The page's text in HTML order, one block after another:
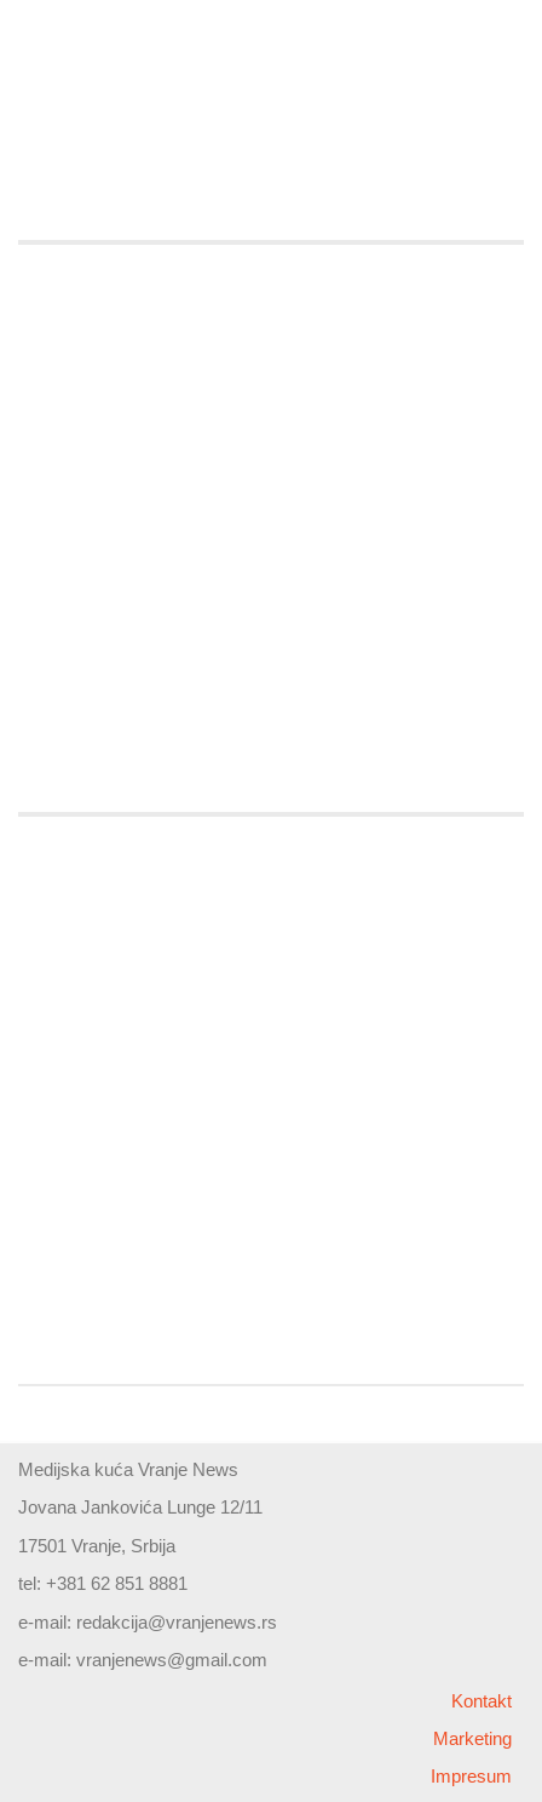
Medijska kuća Vranje News
Jovana Jankovića Lunge 12/11
17501 Vranje, Srbija
tel: +381 62 851 8881
e-mail: redakcija@vranjenews.rs
e-mail: vranjenews@gmail.com
Kontakt
Marketing
Impresum